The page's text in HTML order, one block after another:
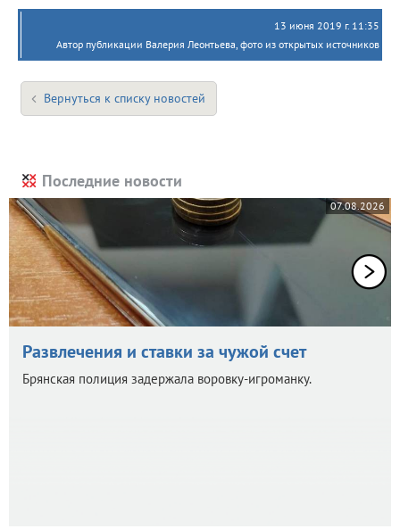
13 июня 2019 г. 11:35
Автор публикации Валерия Леонтьева, фото из открытых источников
Вернуться к списку новостей
Последние новости
07.08.2026
Развлечения и ставки за чужой счет
Брянская полиция задержала воровку-игроманку.